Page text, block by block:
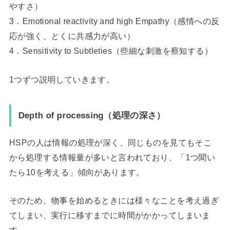
やすさ）
3．Emotional reactivity and high Empathy（感情への反
応が強く、とくに共感力が高い）
4．Sensitivity to Subtleties（些細な刺激を察知する）
1つずつ説明していきます。
Depth of processing（処理の深さ）
HSPの人は情報の処理が深く、同じものを見てもそこ
から処理する情報量が多いと言われており、「1つ聞い
たら10を考える」傾向があります。
そのため、物事を始めるときには様々なことを考え過ぎ
てしまい、実行に移すまでに時間がかかってしまいま